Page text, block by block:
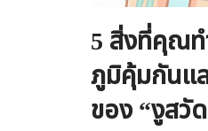
5 สิ่งที่คุณท
ภูมิคุ้มกันแ
ของ “งูสวั